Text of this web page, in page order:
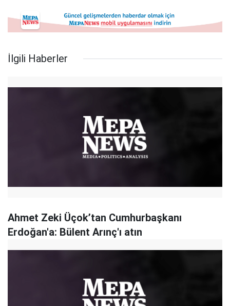
İlgili Haberler
Ahmet Zeki Üçok’tan Cumhurbaşkanı
Erdoğan'a: Bülent Arınç'ı atın